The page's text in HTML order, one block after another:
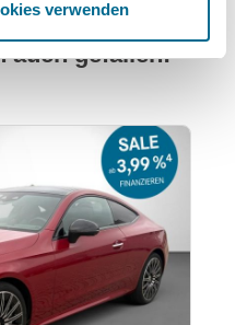
verwenden
auch gefallen: